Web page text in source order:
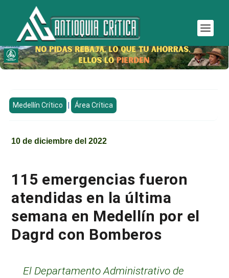
Medellín Crítico Área Crítica
10 de diciembre del 2022
115 emergencias fueron
atendidas en la última
semana en Medellín por el
Dagrd con Bomberos
El Departamento Administrativo de